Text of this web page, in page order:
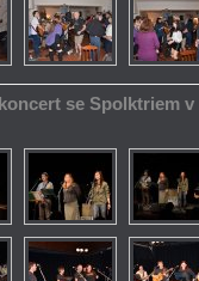
se Spolktriem